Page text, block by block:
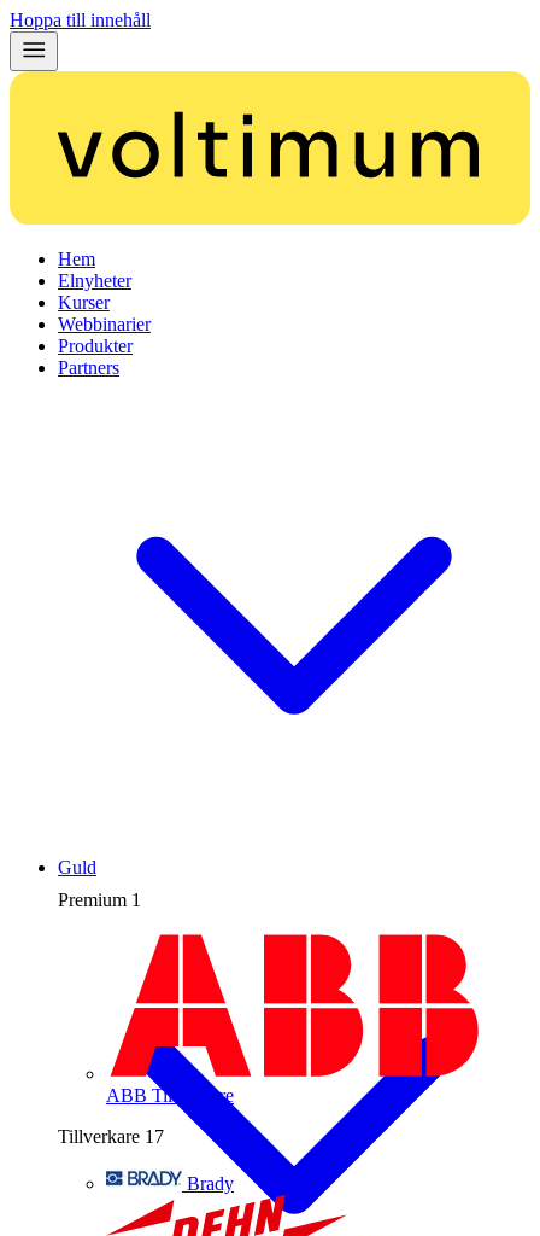
Hoppa till innehåll
Hem
Elnyheter
Kurser
Webbinarier
Produkter
Partners
Premium 1
ABB Tillverkare
Tillverkare 17
Brady
Guld